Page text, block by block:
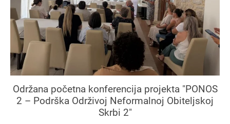
Održana početna konferencija projekta "PONOS
2 – Podrška Održivoj Neformalnoj Obiteljskoj
Skrbi 2"